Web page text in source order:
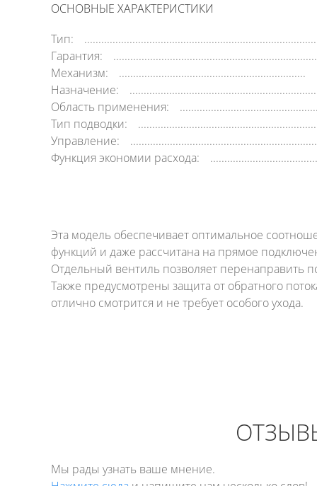
ОСНОВНЫЕ ХАРАКТЕРИСТИКИ
Тип:
Гарантия:
Механизм:
Назначение:
Область применения:
Тип подводки:
Управление:
Функция экономии расхода:
Эта модель обеспечивает оптимальное
функций и даже рассчитана на прямое
Отдельный вентиль позволяет перенаправить
Также предусмотрены защита от обратного
отлично смотрится и не требует особого ухода.
Мы рады узнать ваше мнение.